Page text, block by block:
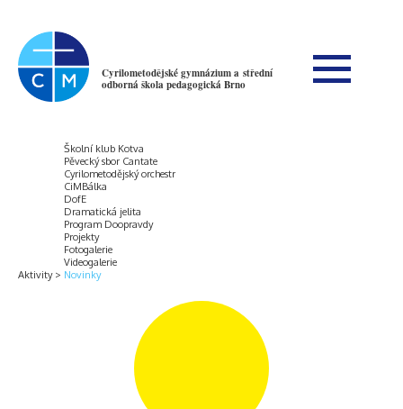
Cyrilometodějské gymnázium a střední
odborná škola pedagogická Brno
Aktivity
Školní klub Kotva
Pěvecký sbor Cantate
Cyrilometodějský orchestr
CiMBálka
DofE
Dramatická jelita
Program Doopravdy
Projekty
Fotogalerie
Videogalerie
Novinky